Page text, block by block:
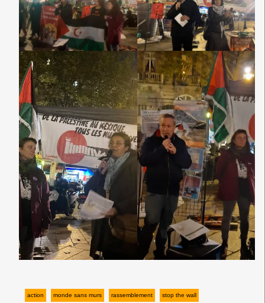
action monde sans murs rassemblement stop the wall